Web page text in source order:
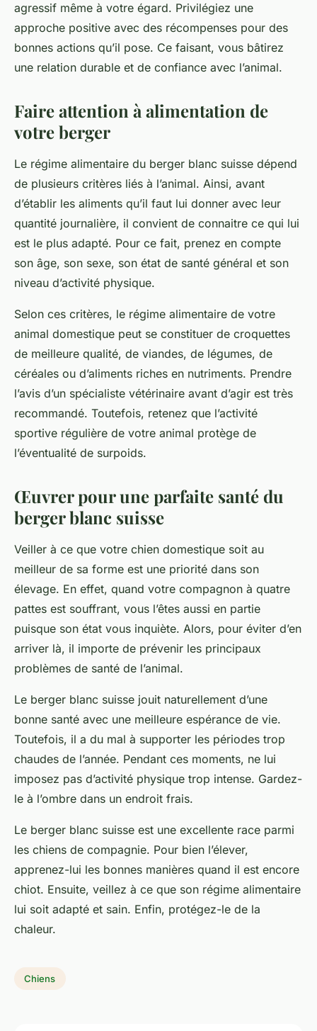
agressif même à votre égard. Privilégiez une
approche positive avec des récompenses pour des
bonnes actions qu’il pose. Ce faisant, vous bâtirez
une relation durable et de confiance avec l’animal.
Faire attention à alimentation de
votre berger
Le régime alimentaire du berger blanc suisse dépend
de plusieurs critères liés à l’animal. Ainsi, avant
d’établir les aliments qu’il faut lui donner avec leur
quantité journalière, il convient de connaitre ce qui lui
est le plus adapté. Pour ce fait, prenez en compte
son âge, son sexe, son état de santé général et son
niveau d’activité physique.
Selon ces critères, le régime alimentaire de votre
animal domestique peut se constituer de croquettes
de meilleure qualité, de viandes, de légumes, de
céréales ou d’aliments riches en nutriments. Prendre
l’avis d’un spécialiste vétérinaire avant d’agir est très
recommandé. Toutefois, retenez que l’activité
sportive régulière de votre animal protège de
l’éventualité de surpoids.
Œuvrer pour une parfaite santé du
berger blanc suisse
Veiller à ce que votre chien domestique soit au
meilleur de sa forme est une priorité dans son
élevage. En effet, quand votre compagnon à quatre
pattes est souffrant, vous l’êtes aussi en partie
puisque son état vous inquiète. Alors, pour éviter d’en
arriver là, il importe de prévenir les principaux
problèmes de santé de l’animal.
Le berger blanc suisse jouit naturellement d’une
bonne santé avec une meilleure espérance de vie.
Toutefois, il a du mal à supporter les périodes trop
chaudes de l’année. Pendant ces moments, ne lui
imposez pas d’activité physique trop intense. Gardez-
le à l’ombre dans un endroit frais.
Le berger blanc suisse est une excellente race parmi
les chiens de compagnie. Pour bien l’élever,
apprenez-lui les bonnes manières quand il est encore
chiot. Ensuite, veillez à ce que son régime alimentaire
lui soit adapté et sain. Enfin, protégez-le de la
chaleur.
Chiens